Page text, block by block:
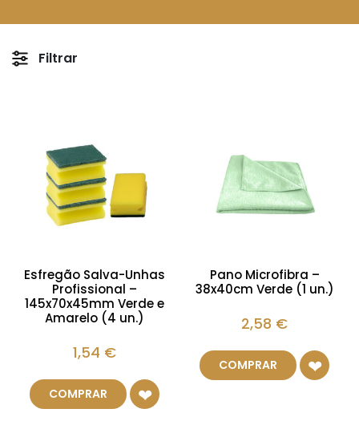
Filtrar
Esfregão Salva-Unhas
Profissional –
145x70x45mm Verde e
Amarelo (4 un.)
1,54 €
COMPRAR
Pano Microfibra –
38x40cm Verde (1 un.)
2,58 €
COMPRAR